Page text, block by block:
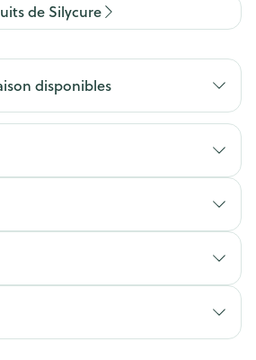
de Silycure
disponibles